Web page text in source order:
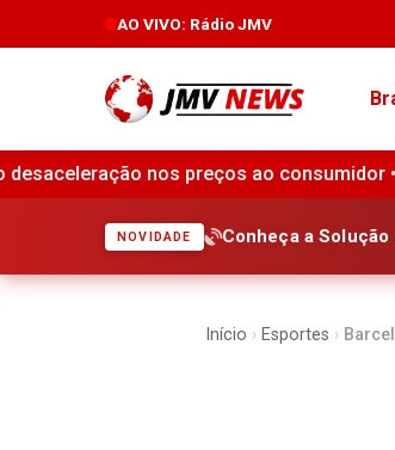
AO VIVO: Rádio JMV
• Localiza registra lucro de
NOVIDADE Conheça a
Início › Esportes ›